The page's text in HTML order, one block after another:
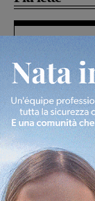
Piscina di
Pnrr, il
Cronaca 4
Un anno fa
Gianni,
processo, lo
Cronaca 3